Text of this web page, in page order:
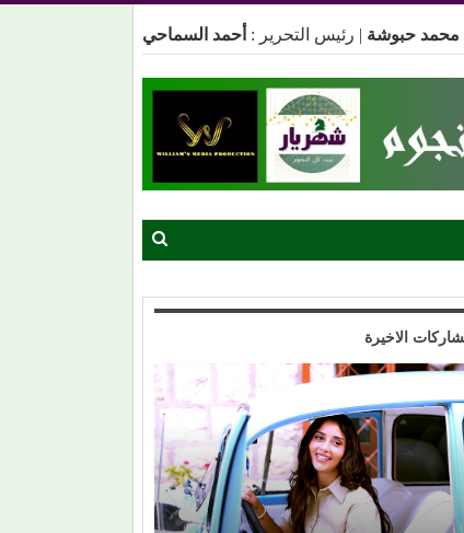
محمد حبوشة | رئيس التحرير : أحمد السماحي
الاخيرة